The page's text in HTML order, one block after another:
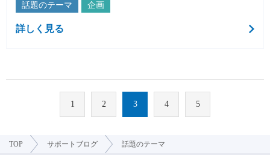
話題のテーマ 企画
詳しく見る
1 2 3 4 5
TOP サポートブログ 話題のテーマ